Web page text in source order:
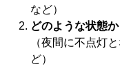
など）
どのような状態か
（夜間に不点灯
ど）